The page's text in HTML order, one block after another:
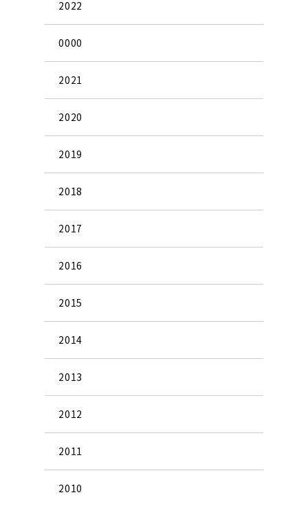
2022
0000
2021
2020
2019
2018
2017
2016
2015
2014
2013
2012
2011
2010